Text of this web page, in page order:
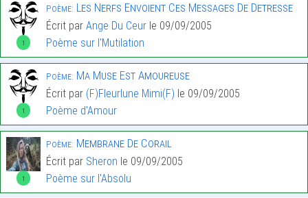
1
Poème: Les Nerfs Envoient Ces Messages De Detresse
Écrit par Ange Du Ceur le 09/09/2005
Poème sur l'Mutilation
1
Poème: Ma Muse Est Amoureuse
Écrit par (F)Fleurlune Mimi(F) le 09/09/2005
Poème d'Amour
1
Poème: Membrane De Corail
Écrit par Sheron le 09/09/2005
Poème sur l'Absolu